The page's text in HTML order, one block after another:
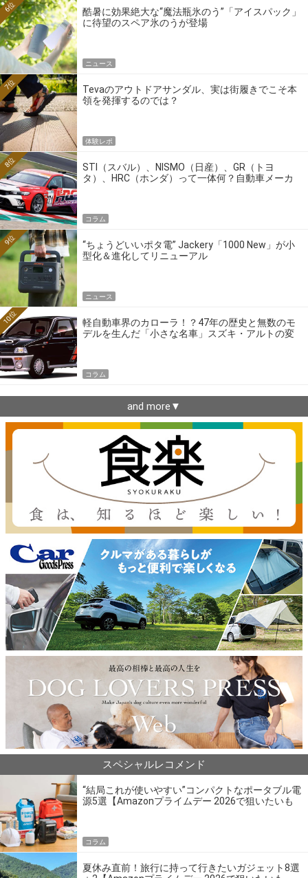
酷暑に効果絶大な“魔法瓶氷のう”「アイスパック」
に待望のスペア氷のうが登場
6位
ニュース
Tevaのアウトドアサンダル、実は街履きでこそ本
領を発揮するのでは？
7位
体験レポ
STI（スバル）、NISMO（日産）、GR（トヨ
タ）、HRC（ホンダ）って一体何？自動車メーカ
8位
コラム
“ちょうどいいポタ電” Jackery「1000 New」が小
型化＆進化してリニューアル
9位
ニュース
軽自動車界のカローラ！？47年の歴史と無数のモ
デルを生んだ「小さな名車」スズキ・アルトの変
10位
コラム
and more▼
スペシャルレコメンド
“結局これが使いやすい”コンパクトなポータブル電
源5選【Amazonプライムデー 2026で狙いたいも
コラム
夏休み直前！旅行に持って行きたいガジェット8選